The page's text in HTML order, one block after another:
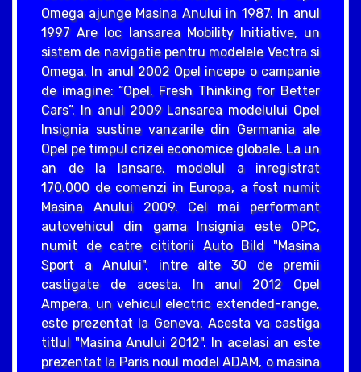
Omega ajunge Masina Anului in 1987. In anul
1997 Are loc lansarea Mobility Initiative, un
sistem de navigatie pentru modelele Vectra si
Omega. In anul 2002 Opel incepe o campanie
de imagine: “Opel. Fresh Thinking for Better
Cars”. In anul 2009 Lansarea modelului Opel
Insignia sustine vanzarile din Germania ale
Opel pe timpul crizei economice globale. La un
an de la lansare, modelul a inregistrat
170.000 de comenzi in Europa, a fost numit
Masina Anului 2009. Cel mai performant
autovehicul din gama Insignia este OPC,
numit de catre cititorii Auto Bild "Masina
Sport a Anului", intre alte 30 de premii
castigate de acesta. In anul 2012 Opel
Ampera, un vehicul electric extended-range,
este prezentat la Geneva. Acesta va castiga
titlul "Masina Anului 2012". In acelasi an este
prezentat la Paris noul model ADAM, o masina